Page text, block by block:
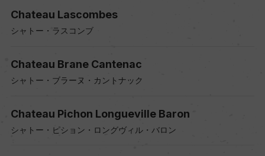
Chateau Lascombes
シャトー・ラスコンブ
Chateau Brane Cantenac
シャトー・ブラーヌ・カントナック
Chateau Pichon Longueville Baron
シャトー・ピション・ロングヴィル・バロン